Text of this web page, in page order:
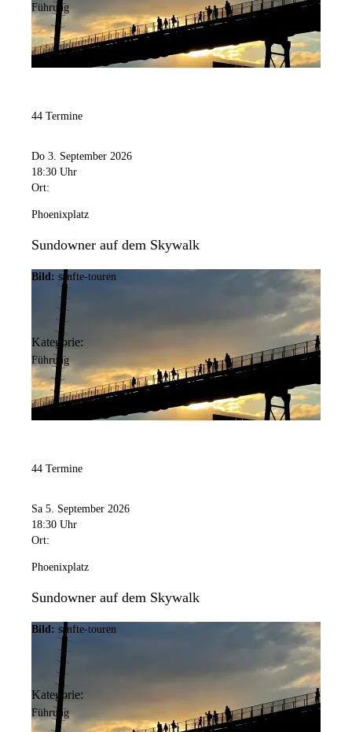
Führung
44 Termine
Do 3. September 2026
18:30 Uhr
Ort:
Phoenixplatz
Sundowner auf dem Skywalk
Bild: sanfte-touren
Kategorie:
Führung
44 Termine
Sa 5. September 2026
18:30 Uhr
Ort:
Phoenixplatz
Sundowner auf dem Skywalk
Bild: sanfte-touren
Kategorie:
Führung